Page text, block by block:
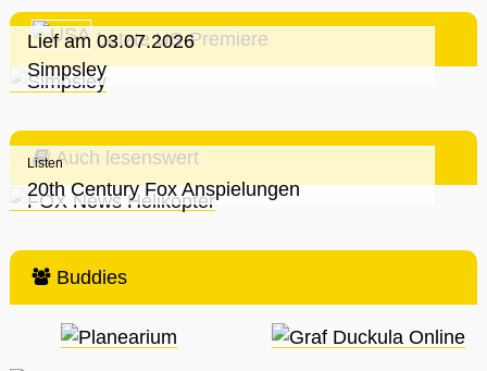
Letzte US-Premiere
Lief am 03.07.2026
Simpsley
Auch lesenswert
Listen
20th Century Fox Anspielungen
Buddies